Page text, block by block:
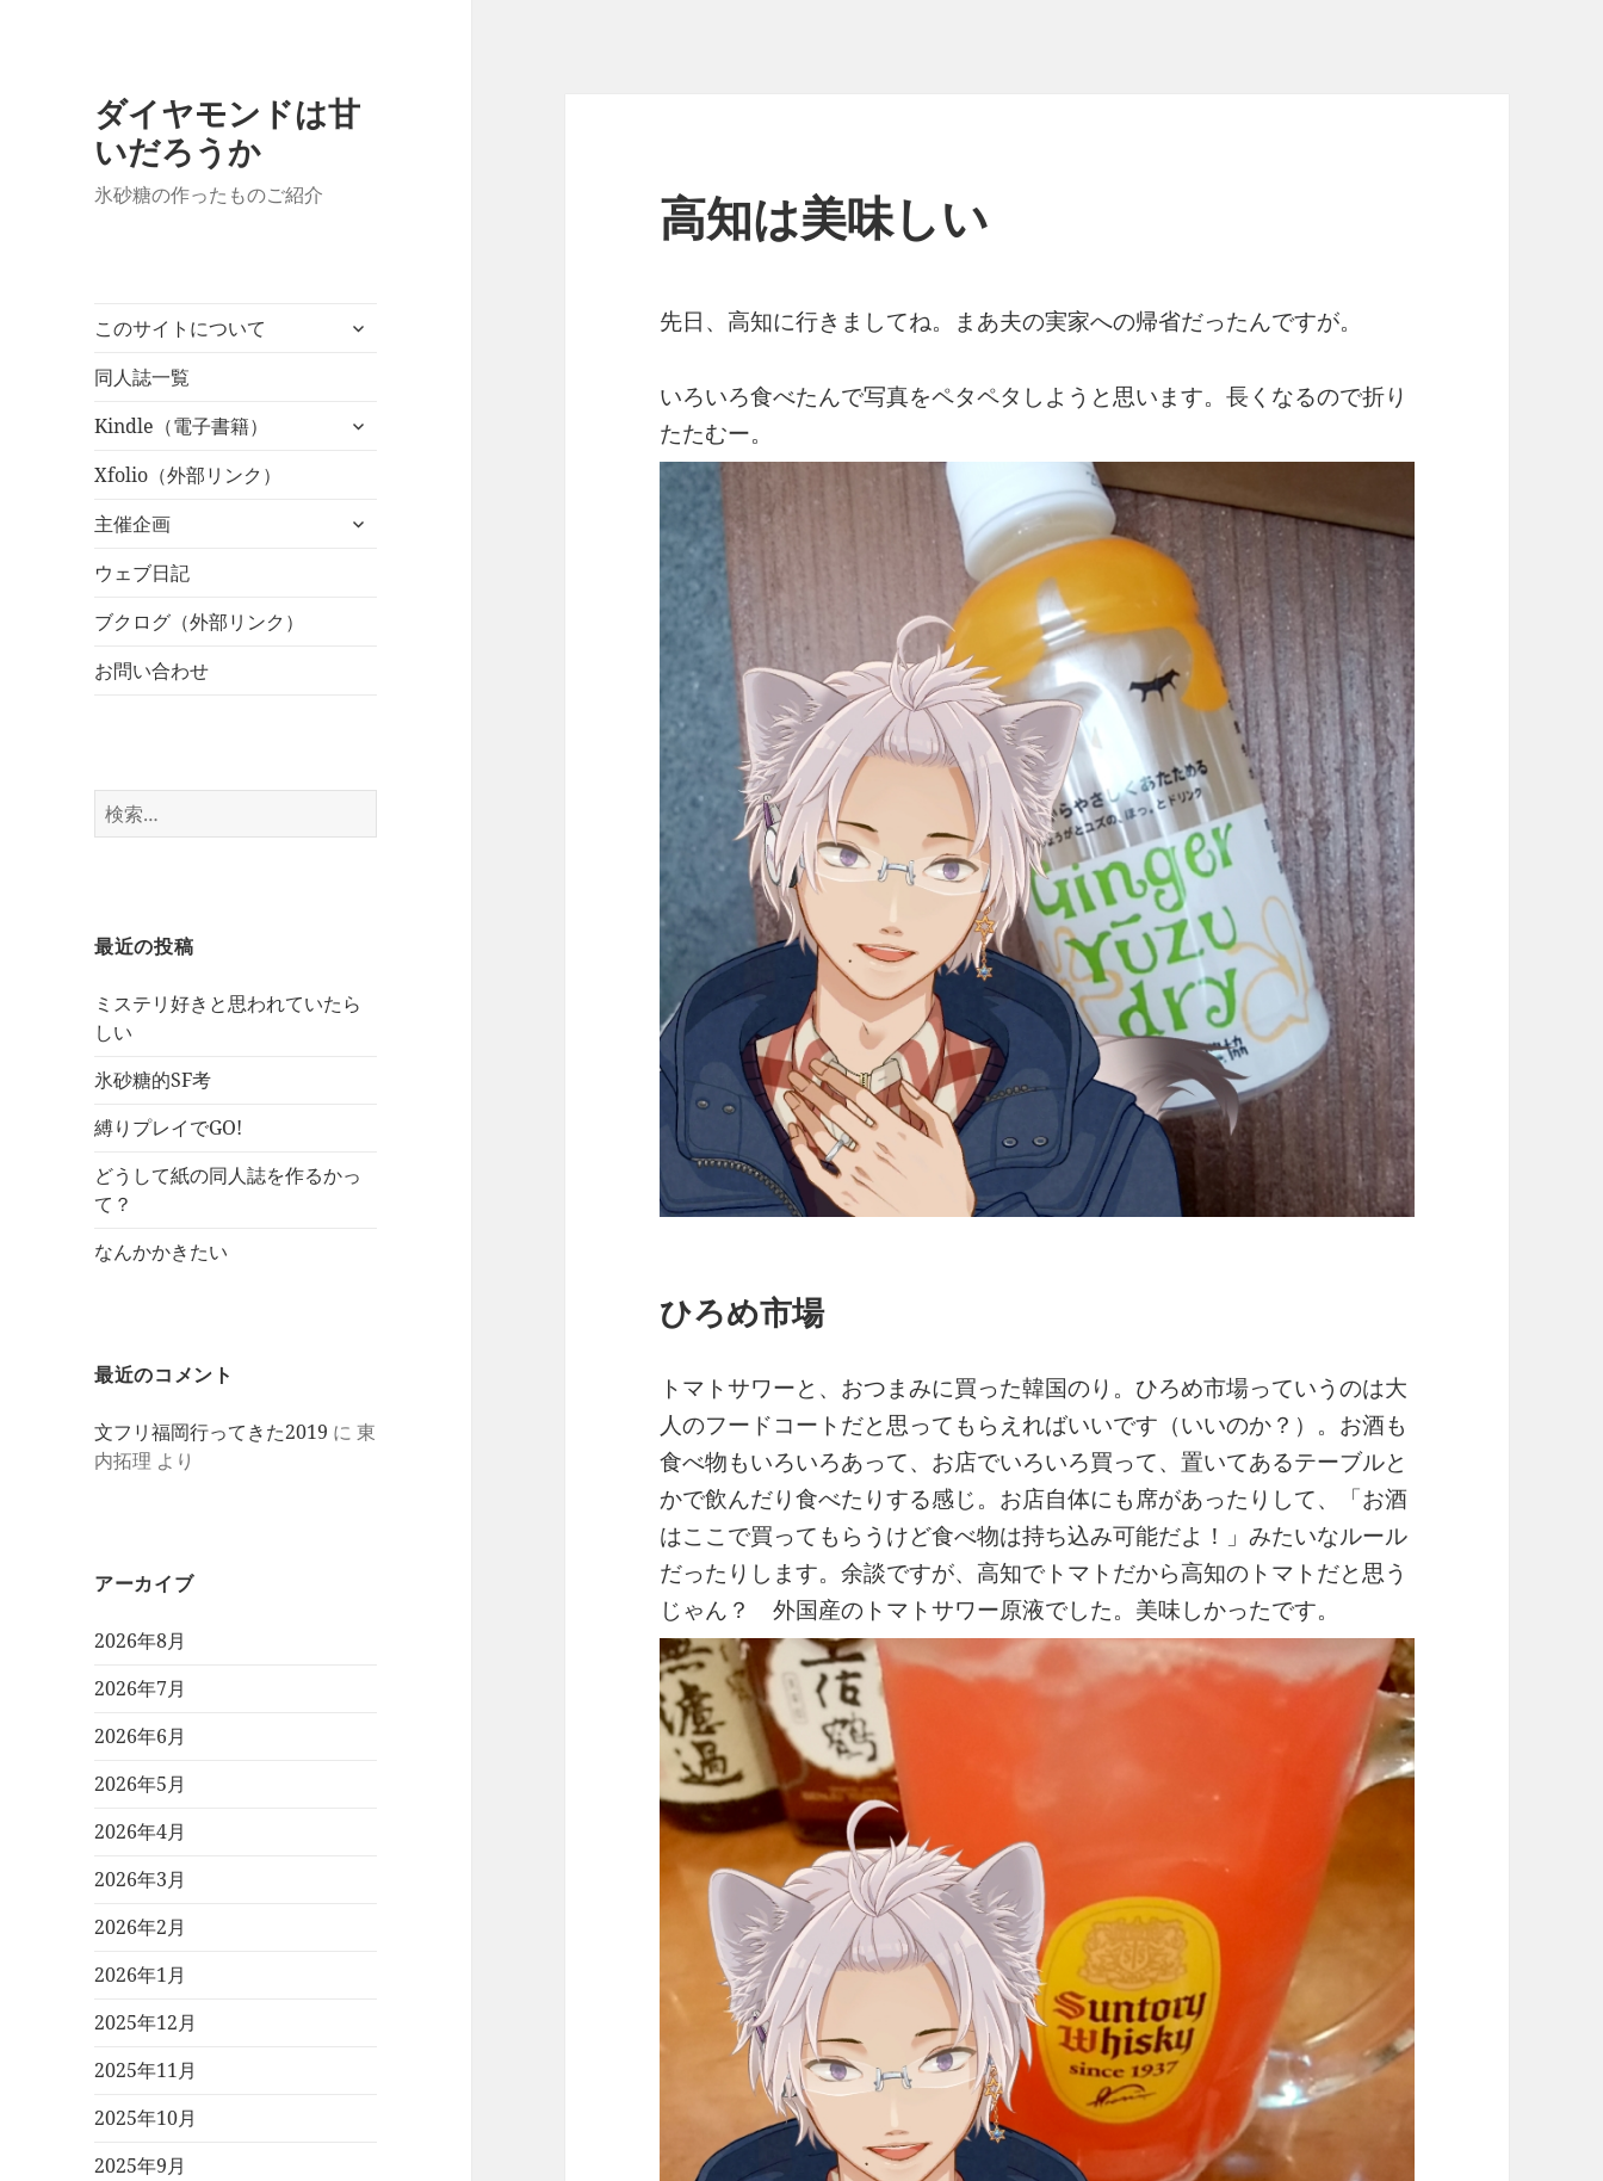
ダイヤモンドは甘
いだろうか
氷砂糖の作ったものご紹介
このサイトについて
サ
ュ
同人誌一覧
Kindle（電子書籍）
サ
ュ
Xfolio（外部リンク）
主催企画
サ
ウェブ日記
ブクログ（外部リンク）
お問い合わせ
検
索:
最近の投稿
ミステリ好きと思われていたら
しい
氷砂糖的SF考
縛りプレイでGO!
どうして紙の同人誌を作るかっ
て？
なんかかきたい
最近のコメント
文フリ福岡行ってきた2019 に東
内拓理 より
アーカイブ
2026年8月
2026年7月
2026年6月
2026年5月
2026年4月
2026年3月
2026年2月
2026年1月
2025年12月
2025年11月
2025年10月
2025年9月
高知は美味しい
先日、高知に行きましてね。まあ夫の実家への帰省だったんですが。
いろいろ食べたんで写真をペタペタしようと思います。長くなるので折り
たたむー。
ひろめ市場
トマトサワーと、おつまみに買った韓国のり。ひろめ市場っていうのは大
人のフードコートだと思ってもらえればいいです（いいのか？）。お酒も
食べ物もいろいろあって、お店でいろいろ買って、置いてあるテーブルと
かで飲んだり食べたりする感じ。お店自体にも席があったりして、「お酒
はここで買ってもらうけど食べ物は持ち込み可能だよ！」みたいなルール
だったりします。余談ですが、高知でトマトだから高知のトマトだと思う
じゃん？ 外国産のトマトサワー原液でした。美味しかったです。